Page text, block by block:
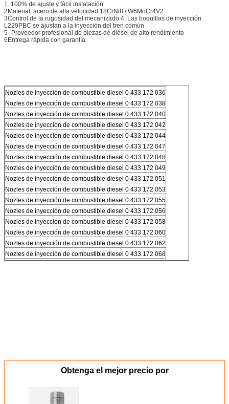
1. 100% de ajuste y fácil instalación
2Material: acero de alta velocidad 18CrNi8 / W6MoCr4V2
3Control de la rugosidad del mecanizado:4. Las boquillas de inyección
L229PBC se ajustan a la inyección del tren común
5- Proveedor profesional de piezas de diésel de alto rendimiento
6Entrega rápida con garantía.
Nozles de inyección de combustible diesel 0 433 172 036
Nozles de inyección de combustible diesel 0 433 172 038
Nozles de inyección de combustible diesel 0 433 172 040
Nozles de inyección de combustible diesel 0 433 172 042
Nozles de inyección de combustible diesel 0 433 172 044
Nozles de inyección de combustible diesel 0 433 172 047
Nozles de inyección de combustible diesel 0 433 172 048
Nozles de inyección de combustible diesel 0 433 172 049
Nozles de inyección de combustible diesel 0 433 172 051
Nozles de inyección de combustible diesel 0 433 172 053
Nozles de inyección de combustible diesel 0 433 172 055
Nozles de inyección de combustible diesel 0 433 172 056
Nozles de inyección de combustible diesel 0 433 172 058
Nozles de inyección de combustible diesel 0 433 172 060
Nozles de inyección de combustible diesel 0 433 172 062
Nozles de inyección de combustible diesel 0 433 172 068
Obtenga el mejor precio por